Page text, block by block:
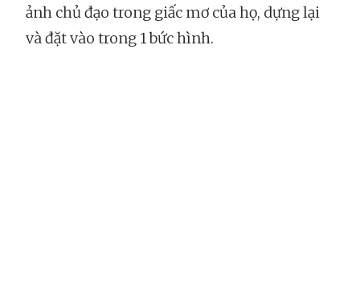
ảnh chủ đạo trong giấc mơ của họ, dựng lại
và đặt vào trong 1 bức hình.